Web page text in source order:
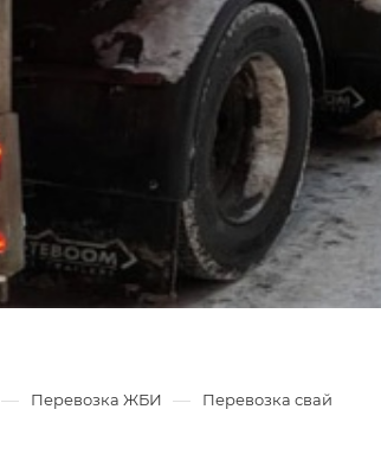
— Перевозка ЖБИ — Перевозка свай